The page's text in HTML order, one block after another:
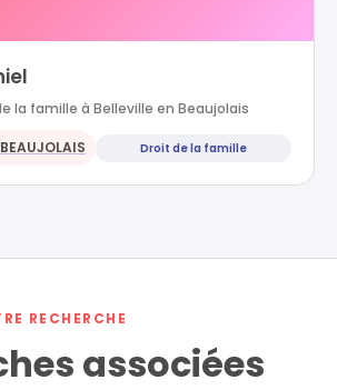
la famille à Belleville en Beaujolais
Droit de la famille
RECHERCHE
associées